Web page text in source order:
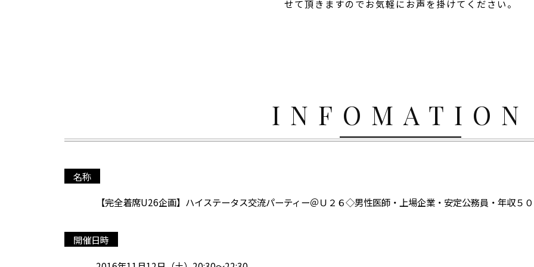
せて頂きますのでお気軽にお声を掛けてください。
INFOMATION
名称
【完全着席U26企画】ハイステータス交流パーティー＠Ｕ２６◇男性医師・上場企業・安定公務員・年収５
開催日時